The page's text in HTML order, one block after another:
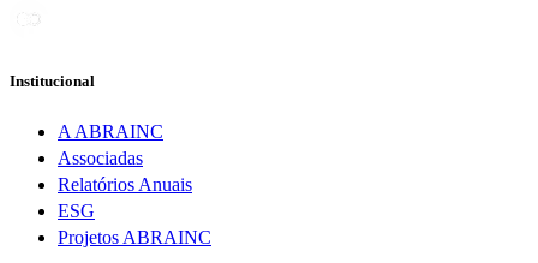
Institucional
A ABRAINC
Associadas
Relatórios Anuais
ESG
Projetos ABRAINC